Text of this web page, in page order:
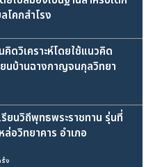
โคกสำโรง
ดวิเคราะห์โดยใช้แนวคิด
ยนบ้านฉางกาญจนกุลวิทยา
รียนวิถีพุทธพระราชทาน รุ่นที่
อวิทยาคาร อำเภอ
รั้ง